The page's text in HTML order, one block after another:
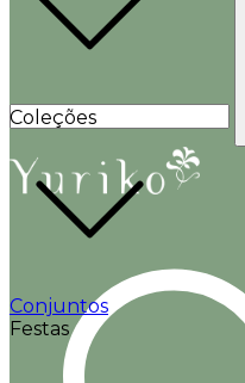
Coleções
Conjuntos
Festas